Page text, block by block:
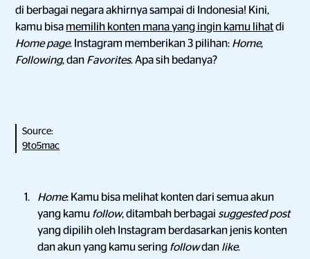
di berbagai negara akhirnya sampai di Indonesia! Kini,
kamu bisa memilih konten mana yang ingin kamu lihatdi
Home page. Instagram memberikan 3 pilihan: Home,
Following, dan Favorites. Apa sih bedanya?
Source:
9to5mac
Home: Kamu bisa melihat konten dari semua akun
yang kamu follow, ditambah berbagai suggested post
yang dipilih oleh Instagram berdasarkan jenis konten
dan akun yang kamu sering followdan like.